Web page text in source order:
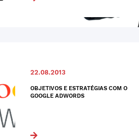
22.08.2013
OBJETIVOS E ESTRATÉGIAS COM O
GOOGLE ADWORDS